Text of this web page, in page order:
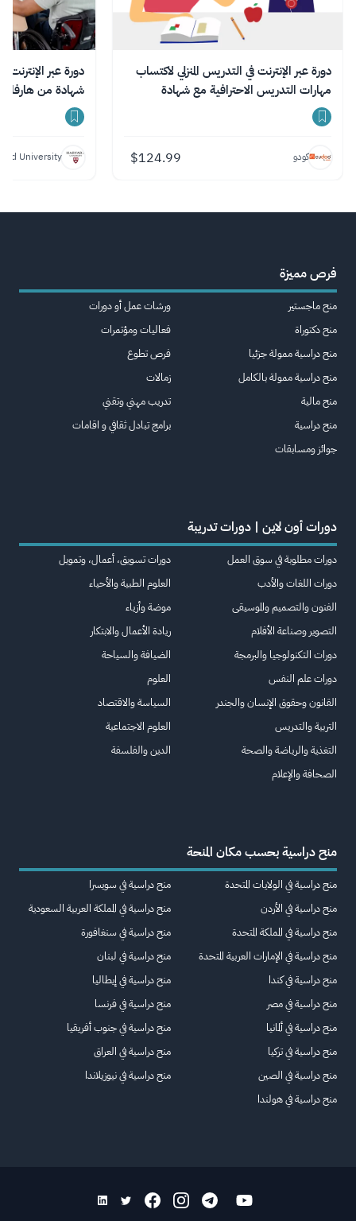
دورة عبر الإنترنت في التدريس المنزلي لاكتساب
مهارات التدريس الاحترافية مع شهادة
كودو $124.99
دورة عبر الإنترنت
شهادة من هارفارد
University
فرص مميزة
منح ماجستير
منح دكتوراة
منح دراسية ممولة جزئيا
منح دراسية ممولة بالكامل
منح مالية
منح دراسية
جوائز ومسابقات
ورشات عمل أو دورات
فعاليات ومؤتمرات
فرص تطوع
زمالات
تدريب مهني وتقني
برامج تبادل ثقافي و اقامات
دورات أون لاين | دورات تدريبة
دورات مطلوبة في سوق العمل
دورات اللغات والأدب
الفنون والتصميم والموسيقى
التصوير وصناعة الأفلام
دورات التكنولوجيا والبرمجة
دورات علم النفس
القانون وحقوق الإنسان والجندر
التربية والتدريس
التغذية والرياضة والصحة
الصحافة والإعلام
دورات تسويق، أعمال، وتمويل
العلوم الطبية والأحياء
موضة وأزياء
ريادة الأعمال والابتكار
الضيافة والسياحة
العلوم
السياسة والاقتصاد
العلوم الاجتماعية
الدين والفلسفة
منح دراسية بحسب مكان المنحة
منح دراسية في الولايات المتحدة
منح دراسية في الأردن
منح دراسية في المملكة المتحدة
منح دراسية في الإمارات العربية المتحدة
منح دراسية في كندا
منح دراسية في مصر
منح دراسية في ألمانيا
منح دراسية في تركيا
منح دراسية في الصين
منح دراسية في هولندا
منح دراسية في سويسرا
منح دراسية في المملكة العربية السعودية
منح دراسية في سنغافورة
منح دراسية في لبنان
منح دراسية في إيطاليا
منح دراسية في فرنسا
منح دراسية في جنوب أفريقيا
منح دراسية في العراق
منح دراسية في نيوزيلاندا